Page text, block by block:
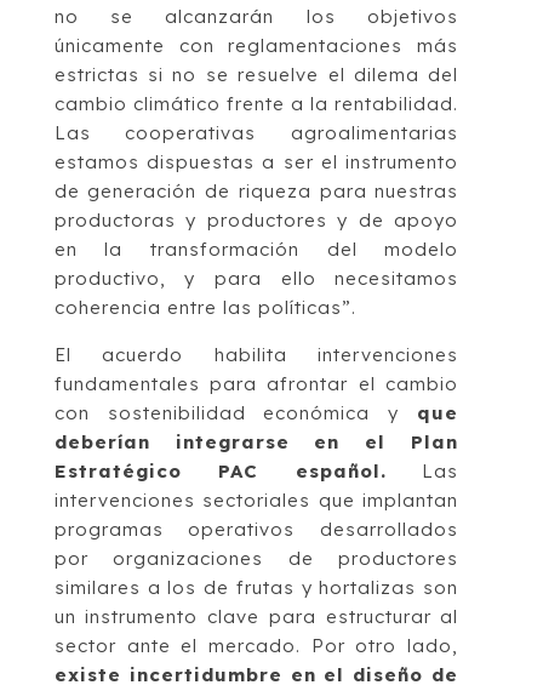
no se alcanzarán los objetivos
únicamente con reglamentaciones más
estrictas si no se resuelve el dilema del
cambio climático frente a la rentabilidad.
Las cooperativas agroalimentarias
estamos dispuestas a ser el instrumento
de generación de riqueza para nuestras
productoras y productores y de apoyo
en la transformación del modelo
productivo, y para ello necesitamos
coherencia entre las políticas”.
El acuerdo habilita intervenciones
fundamentales para afrontar el cambio
con sostenibilidad económica y que
deberían integrarse en el Plan
Estratégico PAC español. Las
intervenciones sectoriales que implantan
programas operativos desarrollados
por organizaciones de productores
similares a los de frutas y hortalizas son
un instrumento clave para estructurar al
sector ante el mercado. Por otro lado,
existe incertidumbre en el diseño de